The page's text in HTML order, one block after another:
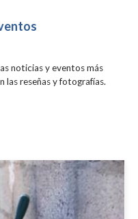
noticias y eventos más
reseñas y fotografías.